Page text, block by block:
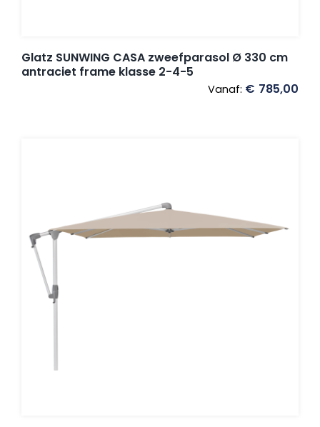
Glatz SUNWING CASA zweefparasol Ø 330 cm
antraciet frame klasse 2-4-5
Vanaf: € 785,00